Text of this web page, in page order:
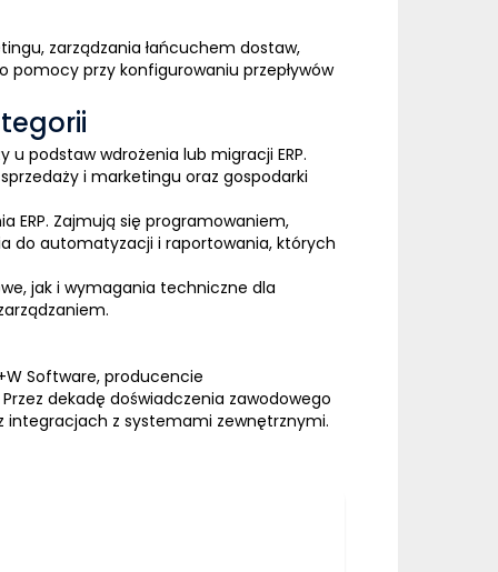
zarządzania łańcuchem dostaw,
pomocy przy konfigurowaniu przepływów
u podstaw wdrożenia lub migracji ERP.
i marketingu oraz gospodarki
ERP. Zajmują się programowaniem,
do automatyzacji i raportowania, których
jak i wymagania techniczne dla
Software, producencie
dekadę doświadczenia zawodowego
integracjach z systemami zewnętrznymi.